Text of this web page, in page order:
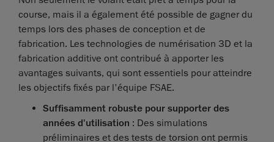
course, mais il a également été possible de gagner du
temps lors des phases de conception et de
fabrication. Les technologies de numérisation 3D et la
fabrication additive ont contribué à apporter les
avantages suivants, qui sont essentiels pour atteindre
les objectifs fixés par l'équipe FSAE.
Suffisamment robuste pour supporter des
années d'utilisation : Des simulations
préliminaires et des tests de torsion ont permis